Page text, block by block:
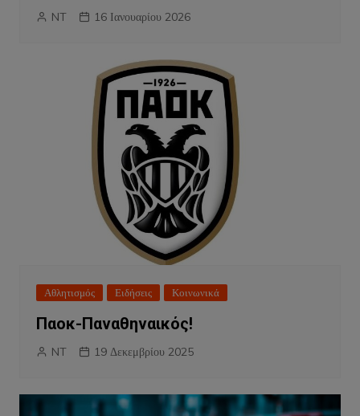
NT 16 Ιανουαρίου 2026
Αθλητισμός Ειδήσεις Κοινωνικά
Παοκ-Παναθηναικός!
NT 19 Δεκεμβρίου 2025